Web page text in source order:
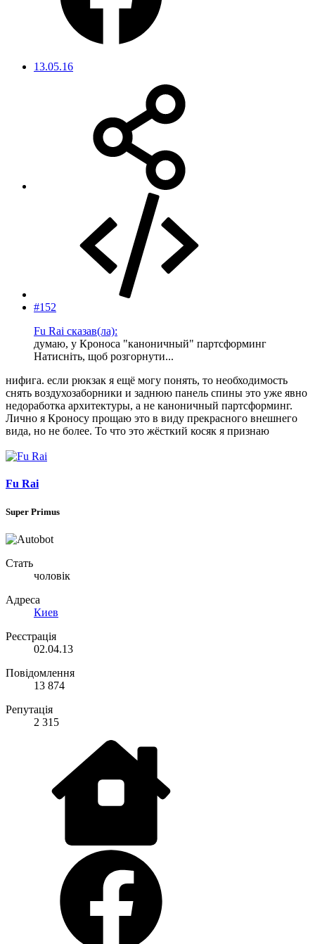
13.05.16
#152
Fu Rai сказав(ла):
думаю, у Кроноса "каноничный" партсформинг
Натисніть, щоб розгорнути...
нифига. если рюкзак я ещё могу понять, то необходимость
снять воздухозаборники и заднюю панель спины это уже явно
недоработка архитектуры, а не каноничный партсформинг.
Лично я Кроносу прощаю это в виду прекрасного внешнего
вида, но не более. То что это жёсткий косяк я признаю
Fu Rai
Super Primus
Стать
чоловік
Адреса
Киев
Реєстрація
02.04.13
Повідомлення
13 874
Репутація
2 315